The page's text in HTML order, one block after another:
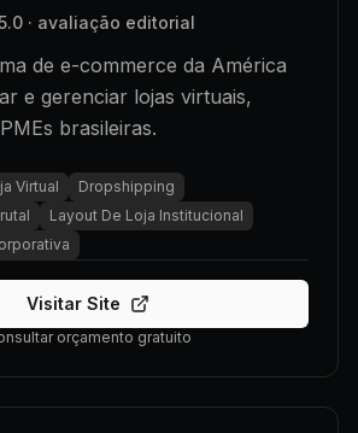
· avaliação editorial
de e-commerce da América
e gerenciar lojas virtuais,
brasileiras.
Virtual
Dropshipping
Layout De Loja Institucional
Visitar Site
orçamento gratuito